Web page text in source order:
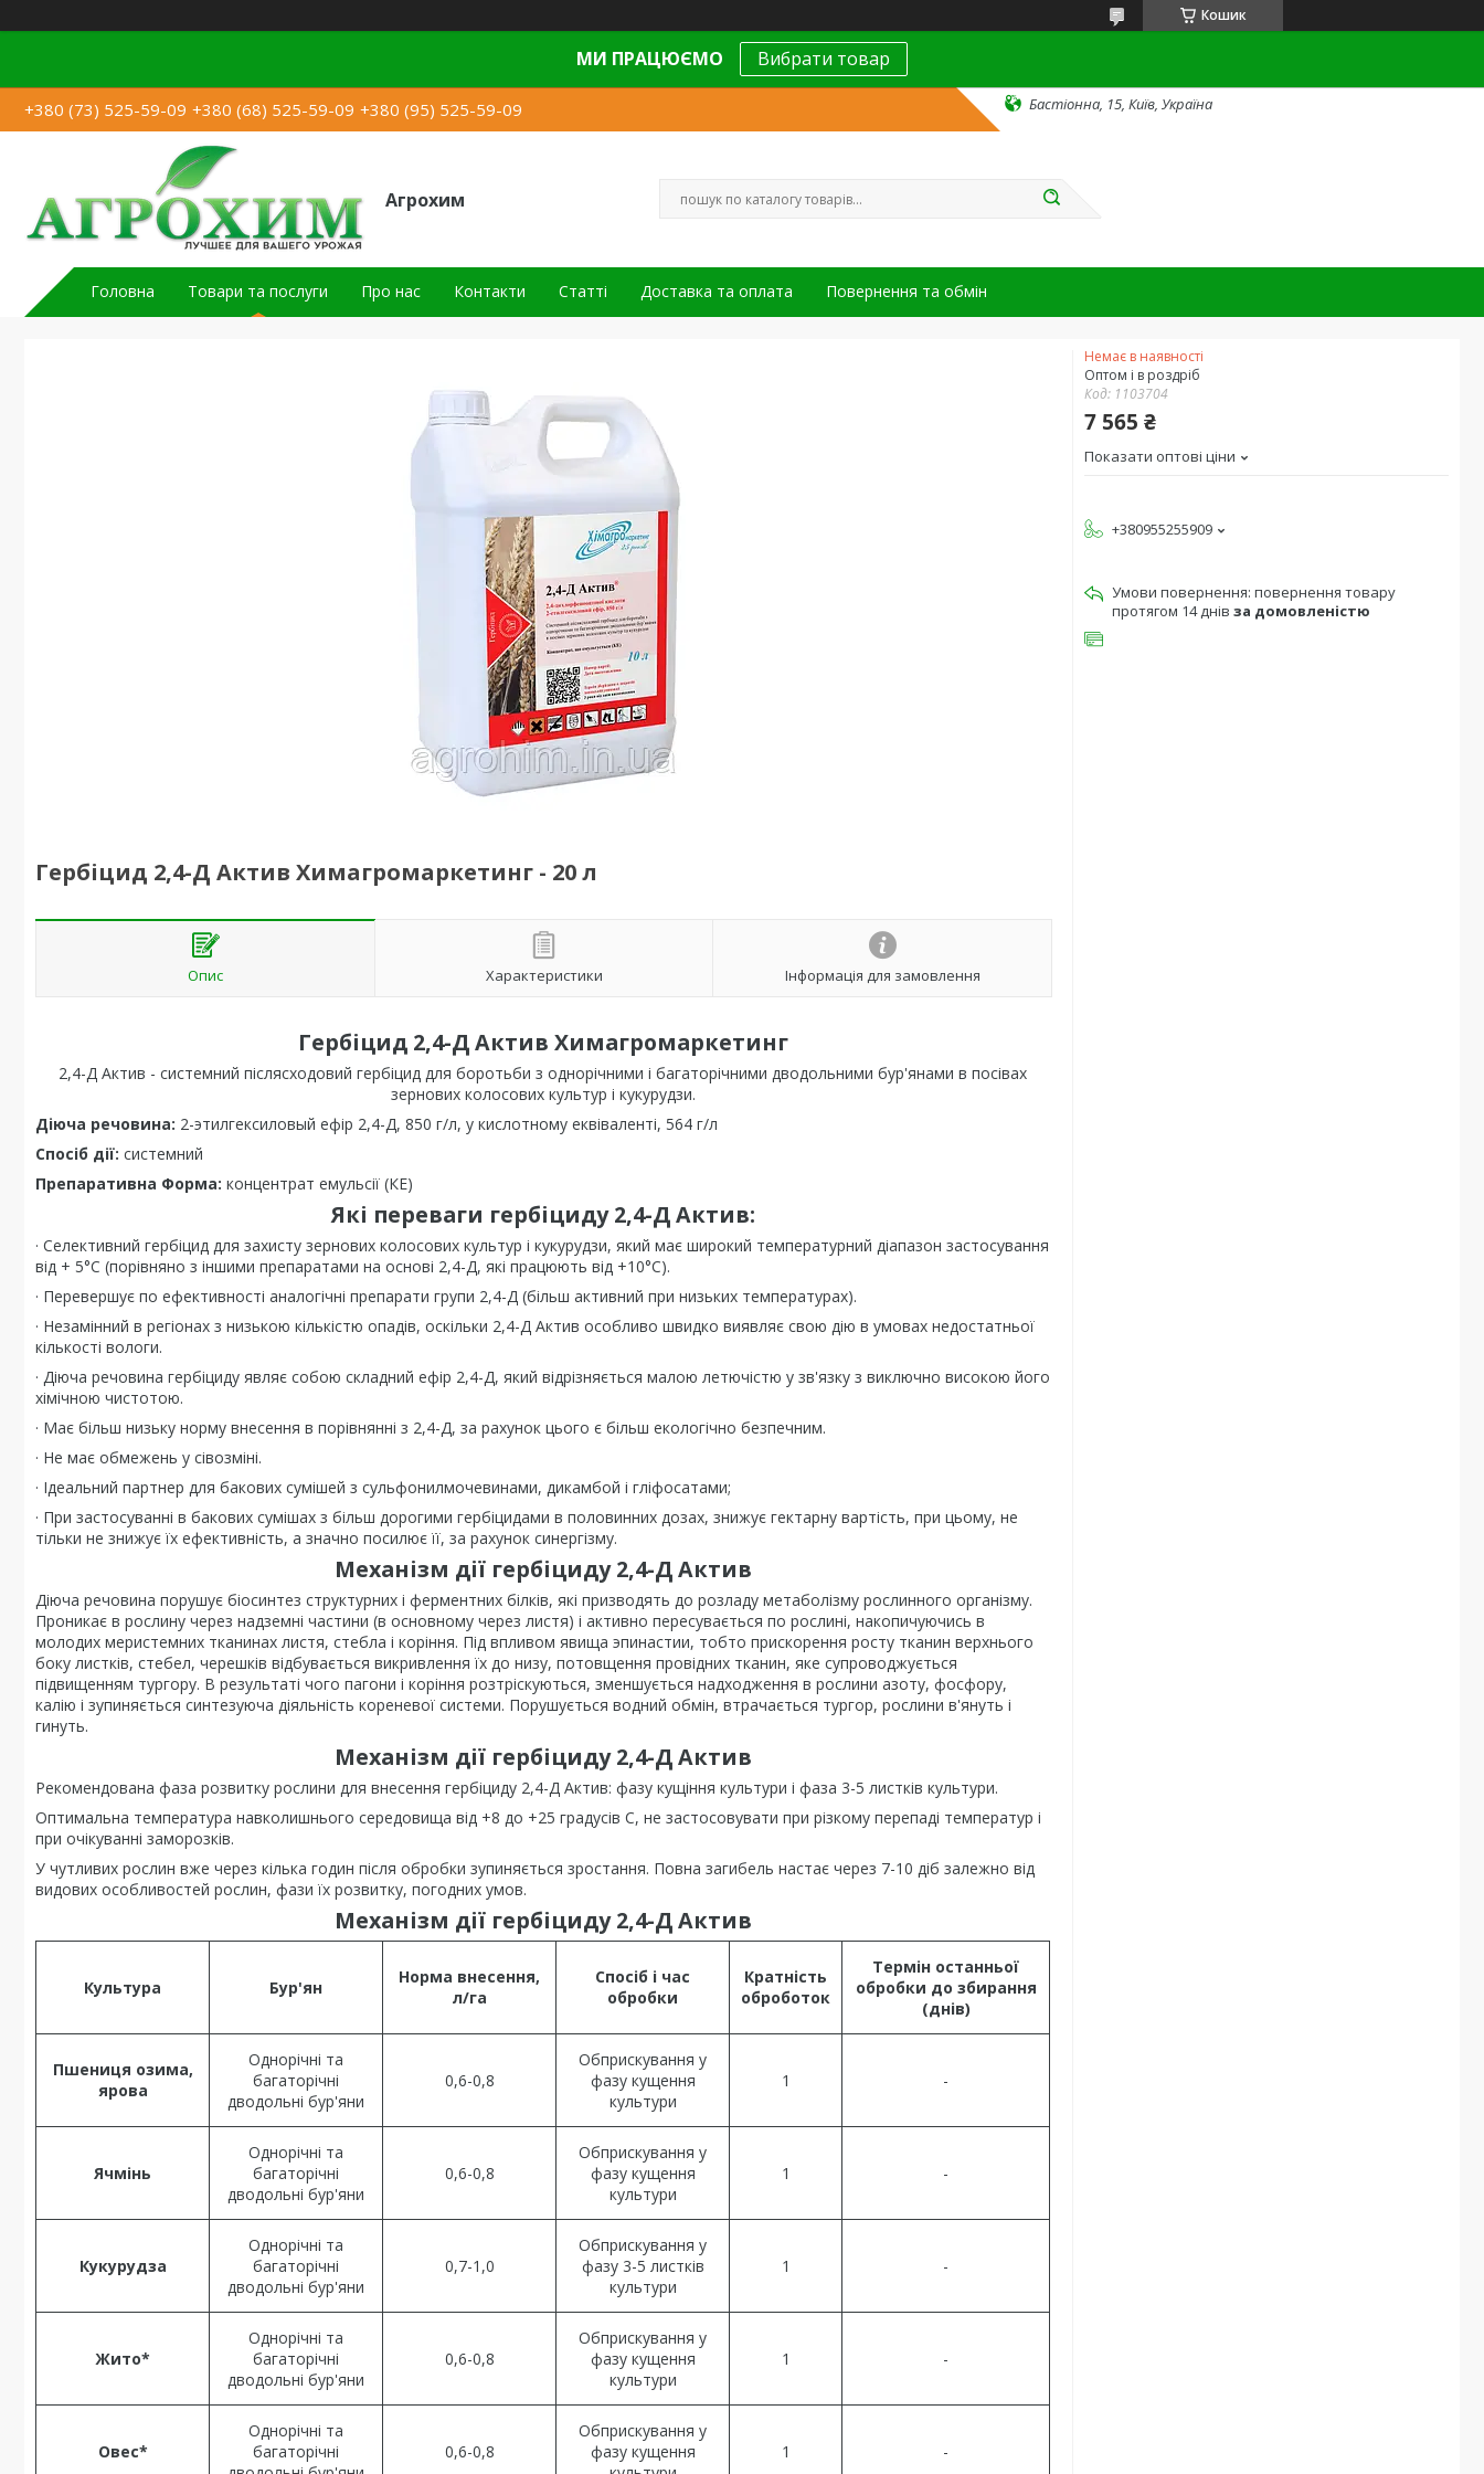
Кошик
МИ ПРАЦЮЄМО Вибрати товар
+380 (73) 525-59-09 +380 (68) 525-59-09 +380 (95) 525-59-09 Бастіонна, 15, Київ, Україна
Агрохим
Головна Товари та послуги Про нас Контакти Статті Доставка та оплата Повернення та обмін
Гербіцид 2,4-Д Актив Химагромаркетинг - 20 л
Опис Характеристики Інформація для замовлення
Гербіцид 2,4-Д Актив Химагромаркетинг
2,4-Д Актив - системний післясходовий гербіцид для боротьби з однорічними і багаторічними дводольними бур'янами в посівах
зернових колосових культур і кукурудзи.
Діюча речовина: 2-этилгексиловый ефір 2,4-Д, 850 г/л, у кислотному еквіваленті, 564 г/л
Спосіб дії: системний
Препаративна Форма: концентрат емульсії (КЕ)
Які переваги гербіциду 2,4-Д Актив:
· Селективний гербіцид для захисту зернових колосових культур і кукурудзи, який має широкий температурний діапазон застосування
від + 5°С (порівняно з іншими препаратами на основі 2,4-Д, які працюють від +10°С).
· Перевершує по ефективності аналогічні препарати групи 2,4-Д (більш активний при низьких температурах).
· Незамінний в регіонах з низькою кількістю опадів, оскільки 2,4-Д Актив особливо швидко виявляє свою дію в умовах недостатньої
кількості вологи.
· Діюча речовина гербіциду являє собою складний ефір 2,4-Д, який відрізняється малою летючістю у зв'язку з виключно високою його
хімічною чистотою.
· Має більш низьку норму внесення в порівнянні з 2,4-Д, за рахунок цього є більш екологічно безпечним.
· Не має обмежень у сівозміні.
· Ідеальний партнер для бакових сумішей з сульфонилмочевинами, дикамбой і гліфосатами;
· При застосуванні в бакових сумішах з більш дорогими гербіцидами в половинних дозах, знижує гектарну вартість, при цьому, не
тільки не знижує їх ефективність, а значно посилює її, за рахунок синергізму.
Механізм дії гербіциду 2,4-Д Актив
Діюча речовина порушує біосинтез структурних і ферментних білків, які призводять до розладу метаболізму рослинного організму.
Проникає в рослину через надземні частини (в основному через листя) і активно пересувається по рослині, накопичуючись в
молодих меристемних тканинах листя, стебла і коріння. Під впливом явища эпинастии, тобто прискорення росту тканин верхнього
боку листків, стебел, черешків відбувається викривлення їх до низу, потовщення провідних тканин, яке супроводжується
підвищенням тургору. В результаті чого пагони і коріння розтріскуються, зменшується надходження в рослини азоту, фосфору,
калію і зупиняється синтезуюча діяльність кореневої системи. Порушується водний обмін, втрачається тургор, рослини в'януть і
гинуть.
Механізм дії гербіциду 2,4-Д Актив
Рекомендована фаза розвитку рослини для внесення гербіциду 2,4-Д Актив: фазу кущіння культури і фаза 3-5 листків культури.
Оптимальна температура навколишнього середовища від +8 до +25 градусів С, не застосовувати при різкому перепаді температур і
при очікуванні заморозків.
У чутливих рослин вже через кілька годин після обробки зупиняється зростання. Повна загибель настає через 7-10 діб залежно від
видових особливостей рослин, фази їх розвитку, погодних умов.
Механізм дії гербіциду 2,4-Д Актив
Культура Бур'ян
Норма внесення,
л/га
Спосіб і час
обробки
Кратність
оброботок
Термін останньої
обробки до збирання
(днів)
Пшениця озима,
ярова
Однорічні та
багаторічні
дводольні бур'яни
0,6-0,8
Обприскування у
фазу кущення
культури
1 -
Ячмінь
Однорічні та
багаторічні
дводольні бур'яни
0,6-0,8
Обприскування у
фазу кущення
культури
1 -
Кукурудза
Однорічні та
багаторічні
дводольні бур'яни
0,7-1,0
Обприскування у
фазу 3-5 листків
культури
1 -
Жито*
Однорічні та
багаторічні
дводольні бур'яни
0,6-0,8
Обприскування у
фазу кущення
культури
1 -
Овес*
Однорічні та
багаторічні
0,6-0,8
Обприскування у
фазу кущення
1 -
Немає в наявності
Оптом і в роздріб
Код: 1103704
7 565 ₴
Показати оптові ціни
+380955255909
повернення товару
протягом 14 днів за домовленістю